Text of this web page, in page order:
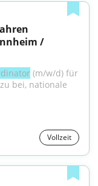
/
(m/w/d) für
bei, nationale
Vollzeit